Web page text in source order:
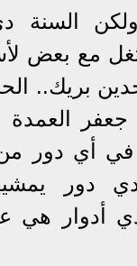
السنة
مع بعض
بريك..
العمدة
أي دور من
دور
أدوار هي